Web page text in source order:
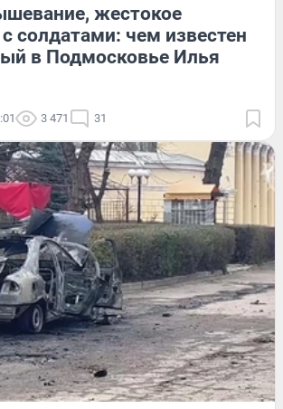
жестокое
солдатами: чем известен
в Подмосковье Илья
3 471 31